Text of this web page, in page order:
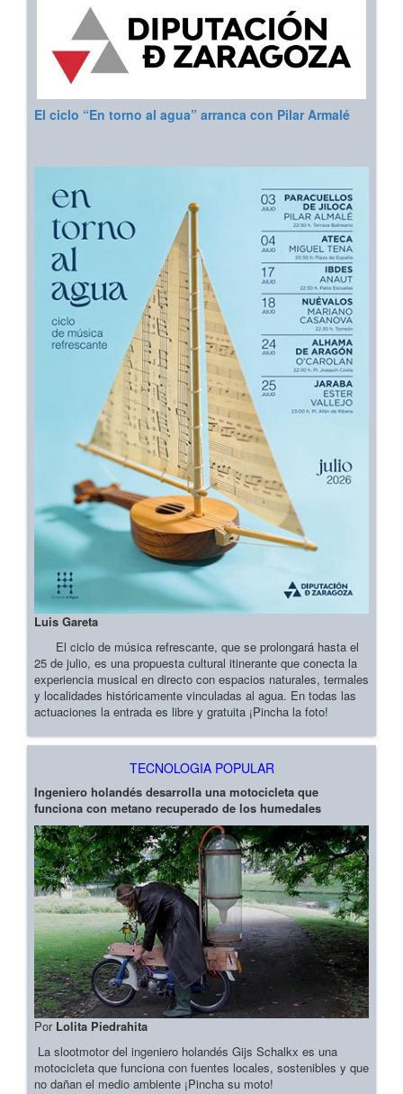
El ciclo “En torno al agua” arranca con Pilar Armalé
Luis Gareta
El ciclo de música refrescante, que se prolongará hasta el
25 de julio, es una propuesta cultural itinerante que conecta la
experiencia musical en directo con espacios naturales, termales
y localidades históricamente vinculadas al agua. En todas las
actuaciones la entrada es libre y gratuita ¡Pincha la foto!
TECNOLOGIA POPULAR
Ingeniero holandés desarrolla una motocicleta que
funciona con metano recuperado de los humedales
Por Lolita Piedrahita
La slootmotor del ingeniero holandés Gijs Schalkx es una
motocicleta que funciona con fuentes locales, sostenibles y que
no dañan el medio ambiente ¡Pincha su moto!